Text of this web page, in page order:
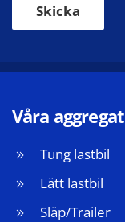
Skicka
Våra aggregat
Tung lastbil
Lätt lastbil
Släp/Trailer